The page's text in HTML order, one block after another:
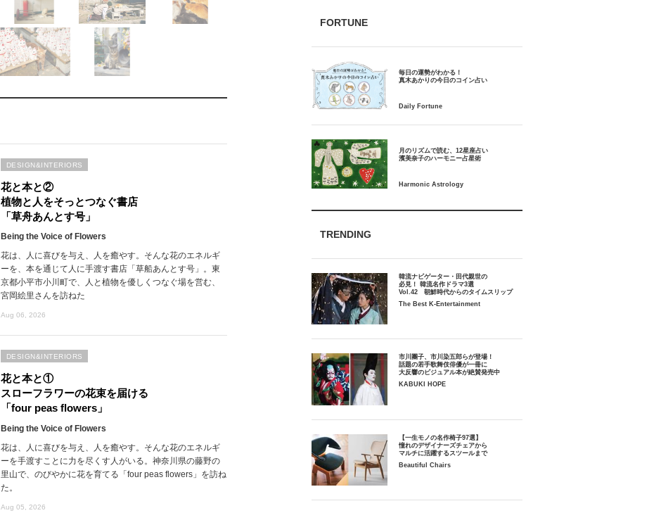
花と本と②
植物と人をそっとつなぐ書店
「草舟あんとす号」
Being the Voice of Flowers
花は、人に喜びを与え、人を癒やす。そんな花のエネルギ
ーを、本を通じて人に手渡す書店「草船あんとす号」。東
京都小平市小川町で、人と植物を優しくつなぐ場を営む、
宮岡絵里さんを訪ねた
Aug 06, 2026
DESIGN&INTERIORS
花と本と①
スローフラワーの花束を届ける
「four peas flowers」
Being the Voice of Flowers
花は、人に喜びを与え、人を癒やす。そんな花のエネルギ
ーを手渡すことに力を尽くす人がいる。神奈川県の藤野の
里山で、のびやかに花を育てる「four peas flowers」を訪ね
た。
Aug 05, 2026
DESIGN&INTERIORS
FORTUNE
毎日の運勢がわかる！
月のリズムで読む、12星座占い
TRENDING
韓流ナビゲーター・田代親世の
必見！ 韓流名作ドラマ3選
Vol.42 朝鮮時代からのタイムスリップ
The Best K-Entertainment
市川團子、市川染五郎らが登場！
話題の若手歌舞伎俳優が一冊に
大反響のビジュアル本が絶賛発売中
KABUKI HOPE
【一生モノの名作椅子97選】
憧れのデザイナーズチェアから
マルチに活躍するスツールまで
Beautiful Chairs